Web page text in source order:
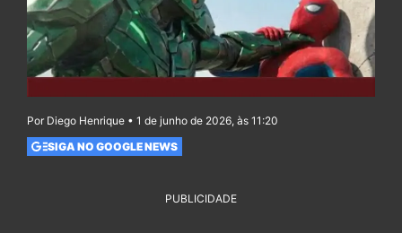
Por Diego Henrique • 1 de junho de 2026, às 11:20
SIGA NO GOOGLE NEWS
PUBLICIDADE